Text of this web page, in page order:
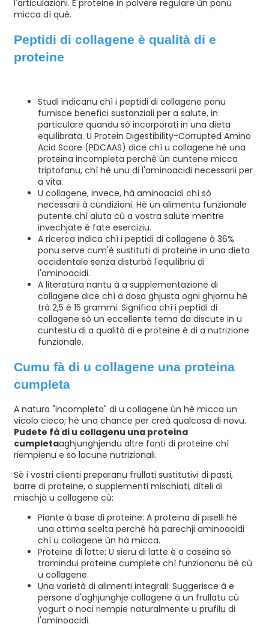
l'articulazioni. E proteine ​​in polvere regulare ùn ponu
micca dì què.
Peptidi di collagene è qualità di e
proteine
Studi indicanu chì i peptidi di collagene ponu
furnisce benefici sustanziali per a salute, in
particulare quandu sò incorporati in una dieta
equilibrata. U Protein Digestibility-Corrupted Amino
Acid Score (PDCAAS) dice chì u collagene hè una
proteina incompleta perchè ùn cuntene micca
triptofanu, chì hè unu di l'aminoacidi necessarii per
a vita.
U collagene, invece, hà aminoacidi chì sò
necessarii à cundizioni. Hè un alimentu funzionale
putente chì aiuta cù a vostra salute mentre
invechjate è fate eserciziu.
A ricerca indica chì i peptidi di collagene à 36%
ponu serve cum'è sustituti di proteine ​​in una dieta
occidentale senza disturbà l'equilibriu di
l'aminoacidi.
A literatura nantu à a supplementazione di
collagene dice chì a dosa ghjusta ogni ghjornu hè
trà 2,5 è 15 grammi. Significa chì i peptidi di
collagene sò un eccellente tema da discute in u
cuntestu di a qualità di e proteine ​​è di a nutrizione
funzionale.
Cumu fà di u collagene una proteina
cumpleta
A natura "incompleta" di u collagene ùn hè micca un
vicolo cieco; hè una chance per creà qualcosa di novu.
Pudete fà di u collagenu una proteina
cumpletaaghjunghjendu altre fonti di proteine ​​chì
riempienu e so lacune nutrizionali.
Sè i vostri clienti preparanu frullati sustitutivi di pasti,
barre di proteine, o supplementi mischiati, diteli di
mischjà u collagene cù:
Piante à base di proteine: A proteina di piselli hè
una ottima scelta perchè hà parechji aminoacidi
chì u collagene ùn hà micca.
Proteine ​​di latte: U sieru di latte è a caseina sò
tramindui proteine ​​cumplete chì funzionanu bè cù
u collagene.
Una varietà di alimenti integrali: Suggerisce à e
persone d'aghjunghje collagene à un frullatu cù
yogurt o noci riempie naturalmente u prufilu di
l'aminoacidi.